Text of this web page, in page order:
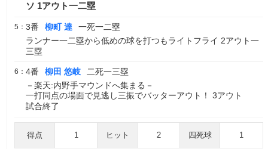
ソ 1アウト一二塁
5： 3番 柳町 達
一死一二塁
ランナー一二塁から低めの球を打つもライトフライ 2アウト一
三塁
6： 4番 柳田 悠岐
二死一三塁
－楽天:内野手マウンドへ集まる－
一打同点の場面で見逃し三振でバッターアウト！ 3アウト
試合終了
得点 1 ヒット 2 四死球 1